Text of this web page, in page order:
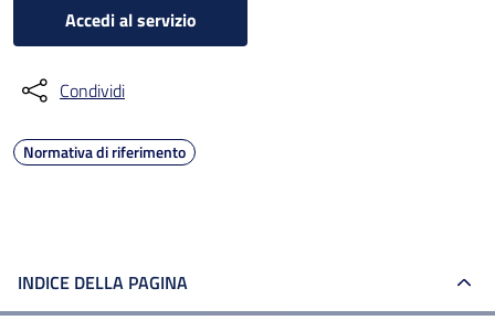
Accedi al servizio
Condividi
Normativa di riferimento
INDICE DELLA PAGINA